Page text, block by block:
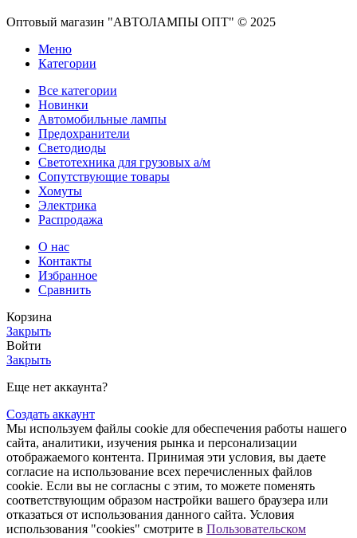
Оптовый магазин "АВТОЛАМПЫ ОПТ" © 2025
Меню
Категории
Все категории
Новинки
Автомобильные лампы
Предохранители
Светодиоды
Светотехника для грузовых а/м
Сопутствующие товары
Хомуты
Электрика
Распродажа
О нас
Контакты
Избранное
Сравнить
Корзина
Закрыть
Войти
Закрыть
Еще нет аккаунта?
Создать аккаунт
Мы используем файлы cookie для обеспечения работы нашего
сайта, аналитики, изучения рынка и персонализации
отображаемого контента. Принимая эти условия, вы даете
согласие на использование всех перечисленных файлов
cookie. Если вы не согласны с этим, то можете поменять
соответствующим образом настройки вашего браузера или
отказаться от использования данного сайта. Условия
использования "cookies" смотрите в Пользовательском